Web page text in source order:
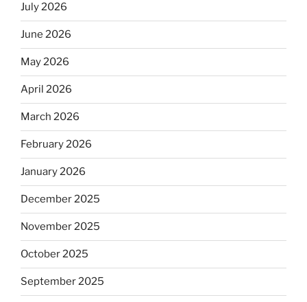
July 2026
June 2026
May 2026
April 2026
March 2026
February 2026
January 2026
December 2025
November 2025
October 2025
September 2025